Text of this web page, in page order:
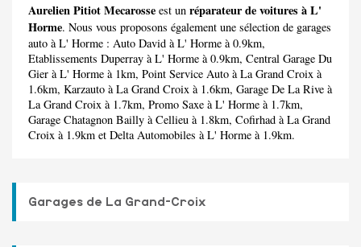
Aurelien Pitiot Mecarosse est un réparateur de voitures à L'
Horme. Nous vous proposons également une sélection de garages
auto à L' Horme : Auto David à L' Horme à 0.9km,
Etablissements Duperray à L' Horme à 0.9km, Central Garage Du
Gier à L' Horme à 1km, Point Service Auto à La Grand Croix à
1.6km, Karzauto à La Grand Croix à 1.6km, Garage De La Rive à
La Grand Croix à 1.7km, Promo Saxe à L' Horme à 1.7km,
Garage Chatagnon Bailly à Cellieu à 1.8km, Cofirhad à La Grand
Croix à 1.9km et Delta Automobiles à L' Horme à 1.9km.
Garages de La Grand-Croix